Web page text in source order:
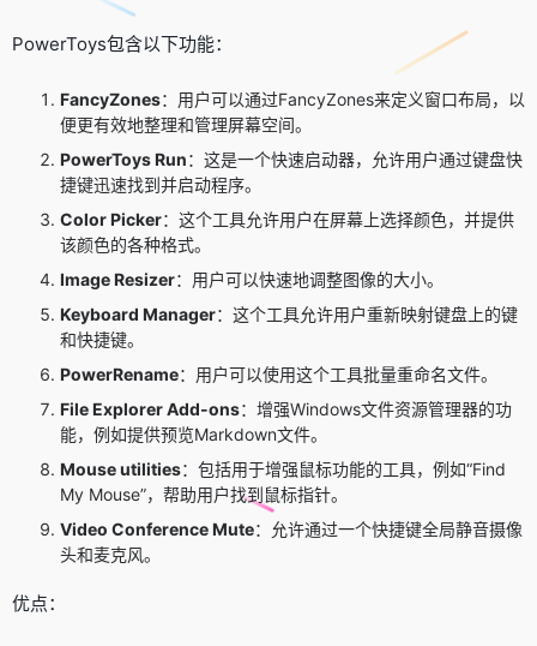
PowerToys包含以下功能：
FancyZones：用户可以通过FancyZones来定义窗口布局，以
便更有效地整理和管理屏幕空间。
PowerToys Run：这是一个快速启动器，允许用户通过键盘快
捷键迅速找到并启动程序。
Color Picker：这个工具允许用户在屏幕上选择颜色，并提供
该颜色的各种格式。
Image Resizer：用户可以快速地调整图像的大小。
Keyboard Manager：这个工具允许用户重新映射键盘上的键
和快捷键。
PowerRename：用户可以使用这个工具批量重命名文件。
File Explorer Add-ons：增强Windows文件资源管理器的功
能，例如提供预览Markdown文件。
Mouse utilities：包括用于增强鼠标功能的工具，例如“Find
My Mouse”，帮助用户找到鼠标指针。
Video Conference Mute：允许通过一个快捷键全局静音摄像
头和麦克风。
优点：